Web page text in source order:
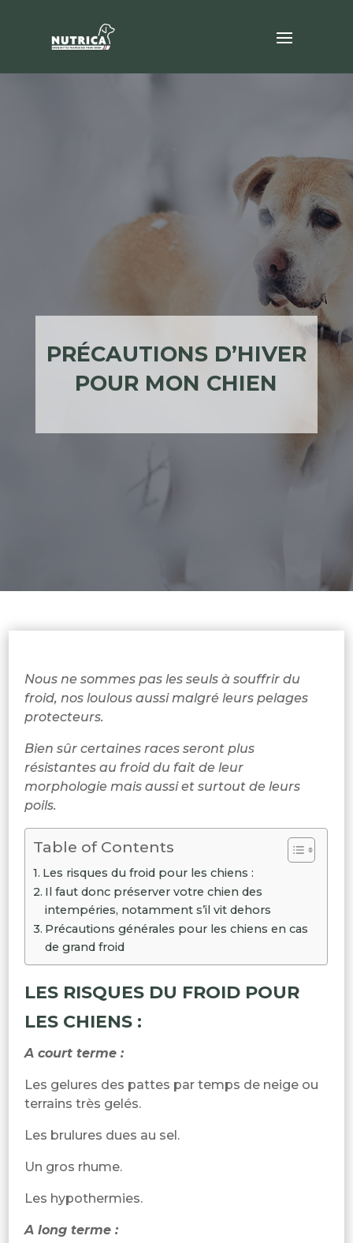
PRÉCAUTIONS D’HIVER
POUR MON CHIEN
Nous ne sommes pas les seuls à souffrir du
froid, nos loulous aussi malgré leurs pelages
protecteurs.
Bien sûr certaines races seront plus
résistantes au froid du fait de leur
morphologie mais aussi et surtout de leurs
poils.
Table of Contents
Les risques du froid pour les chiens :
Il faut donc préserver votre chien des
intempéries, notamment s’il vit dehors
Précautions générales pour les chiens en cas
de grand froid
LES RISQUES DU FROID POUR
LES CHIENS :
A court terme :
Les gelures des pattes par temps de neige ou
terrains très gelés.
Les brulures dues au sel.
Un gros rhume.
Les hypothermies.
A long terme :